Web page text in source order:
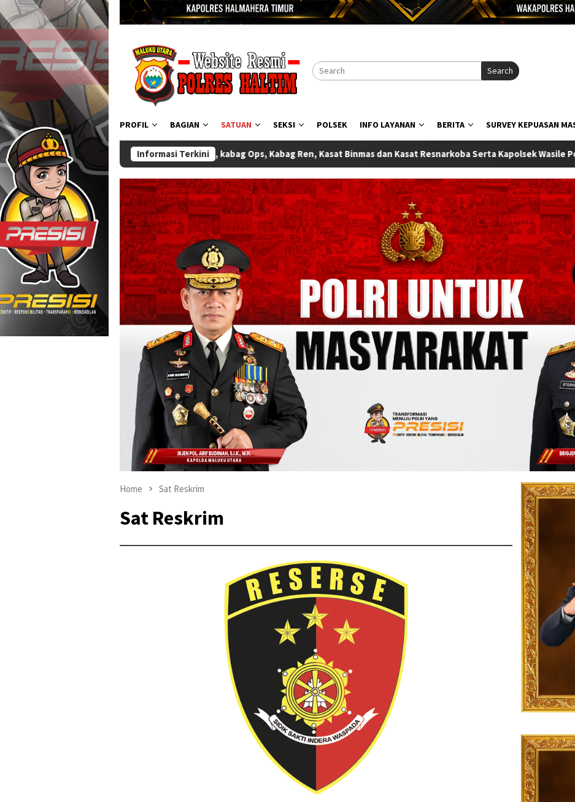
Search
PROFIL BAGIAN SATUAN SEKSI POLSEK INFO LAYANAN BERITA SURVEY KEPUASAN
Informasi Terkini
Wakapolres, kabag Ops, Kabag Ren, Kasat Binmas dan Kasat Resnarkoba Serta Kapolsek Wasile Polres Halmahera Timur Resmi
Home Sat Reskrim
Sat Reskrim